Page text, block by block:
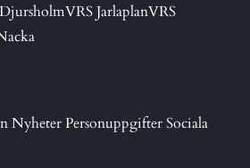
VRS JarlaplanVRS
NyheterPersonuppgifterSociala